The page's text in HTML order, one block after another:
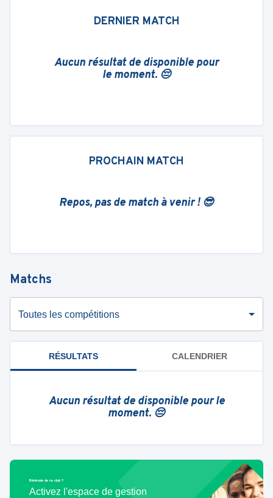
DERNIER MATCH
Aucun résultat de disponible pour
le moment. 😔
PROCHAIN MATCH
Repos, pas de match à venir ! 😎
Matchs
Toutes les compétitions
RÉSULTATS CALENDRIER
Aucun résultat de disponible pour le
moment. 😔
Bénévole de ce club ?
Activez l'espace de gestion